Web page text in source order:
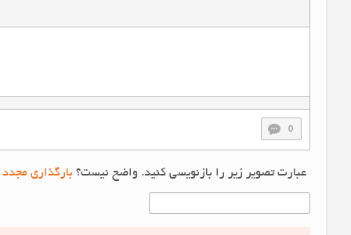
0
عبارت تصویر زیر را بازنویسی کنید. واضح نیست؟ بارگذاری